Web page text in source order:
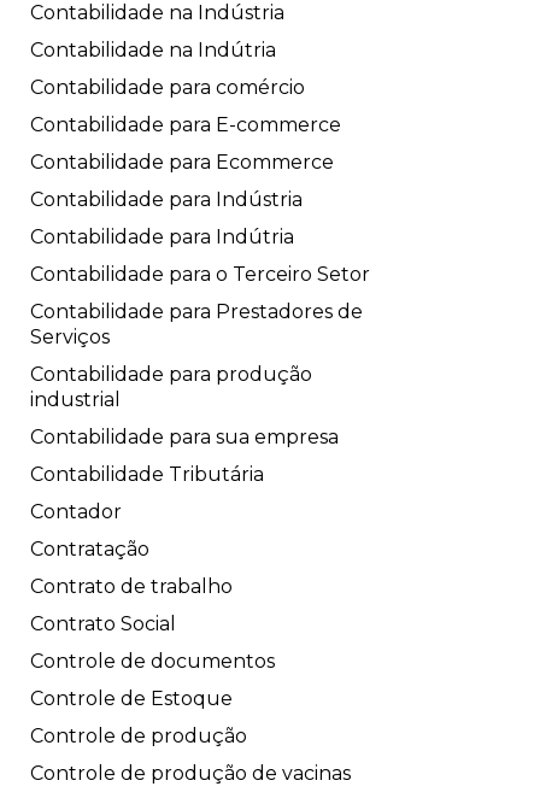
Contabilidade na Indústria
Contabilidade na Indútria
Contabilidade para comércio
Contabilidade para E-commerce
Contabilidade para Ecommerce
Contabilidade para Indústria
Contabilidade para Indútria
Contabilidade para o Terceiro Setor
Contabilidade para Prestadores de
Serviços
Contabilidade para produção
industrial
Contabilidade para sua empresa
Contabilidade Tributária
Contador
Contratação
Contrato de trabalho
Contrato Social
Controle de documentos
Controle de Estoque
Controle de produção
Controle de produção de vacinas